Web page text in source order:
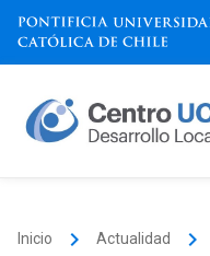
Skip
content
Inicio keyboard_arrow_right Actualidad keyboard_arrow_right